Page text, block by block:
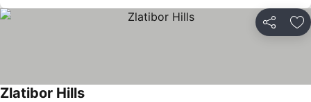
Deli
Zlatibor Hills